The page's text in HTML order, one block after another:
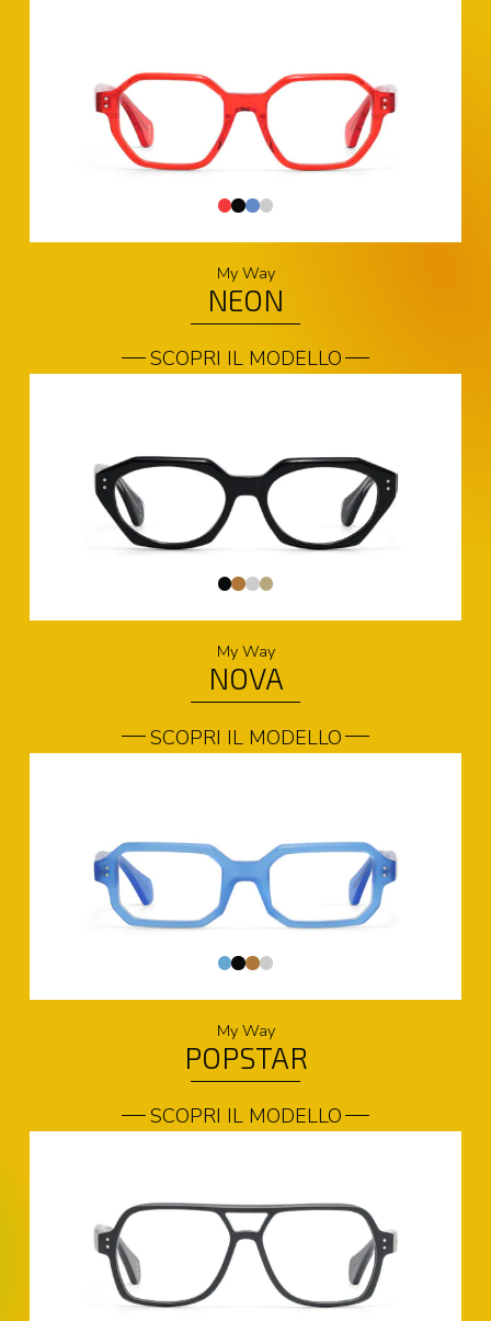
My Way
NEON
SCOPRI IL MODELLO
My Way
NOVA
SCOPRI IL MODELLO
My Way
POPSTAR
SCOPRI IL MODELLO